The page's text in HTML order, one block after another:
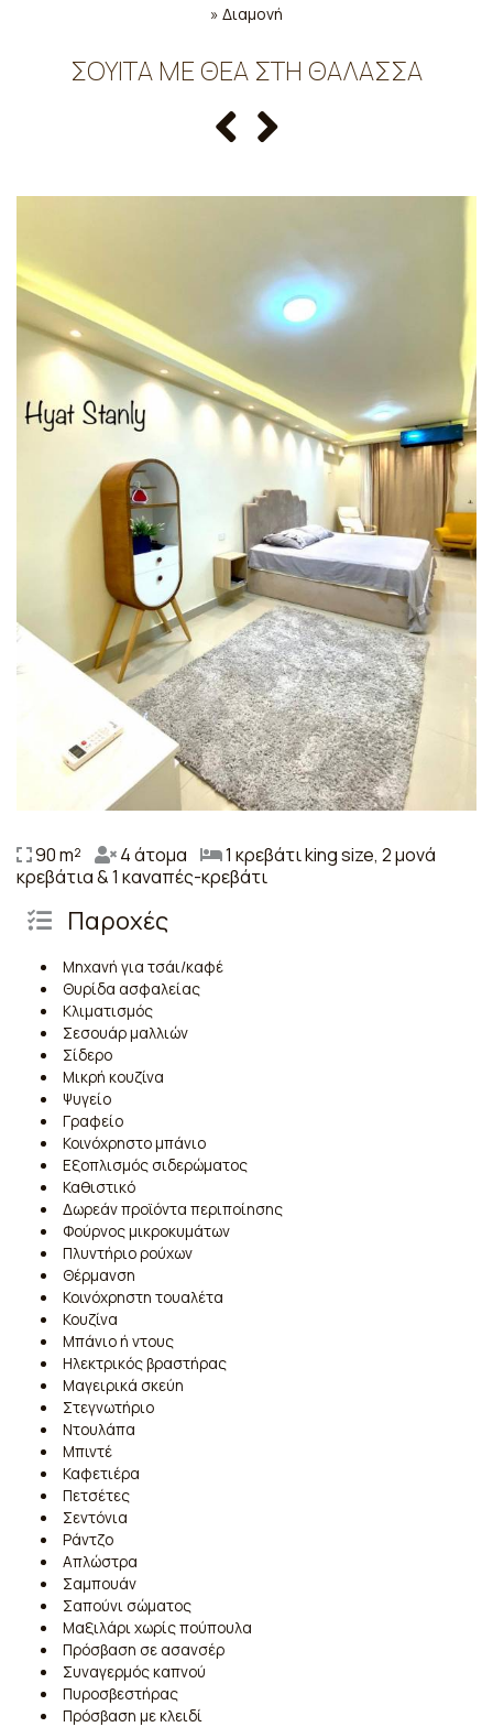
» Διαμονή
ΣΟΥΊΤΑ ΜΕ ΘΈΑ ΣΤΗ ΘΆΛΑΣΣΑ
90 m² 4 άτομα
1 κρεβάτι king size, 2 μονά
κρεβάτια & 1 καναπές-κρεβάτι
Παροχές
Μηχανή για τσάι/καφέ
Θυρίδα ασφαλείας
Κλιματισμός
Σεσουάρ μαλλιών
Σίδερο
Μικρή κουζίνα
Ψυγείο
Γραφείο
Κοινόχρηστο μπάνιο
Εξοπλισμός σιδερώματος
Καθιστικό
Δωρεάν προϊόντα περιποίησης
Φούρνος μικροκυμάτων
Πλυντήριο ρούχων
Θέρμανση
Κοινόχρηστη τουαλέτα
Κουζίνα
Μπάνιο ή ντους
Ηλεκτρικός βραστήρας
Μαγειρικά σκεύη
Στεγνωτήριο
Ντουλάπα
Μπιντέ
Καφετιέρα
Πετσέτες
Σεντόνια
Ράντζο
Απλώστρα
Σαμπουάν
Σαπούνι σώματος
Μαξιλάρι χωρίς πούπουλα
Πρόσβαση σε ασανσέρ
Συναγερμός καπνού
Πυροσβεστήρας
Πρόσβαση με κλειδί